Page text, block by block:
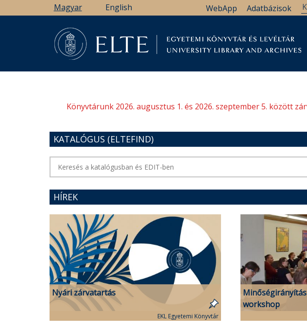
a
Magyar English Adatbázisok
WebApp
Könyvtárunk 2026. augusztus 1. és 2026. szeptember 5. között
KATALÓGUS (ELTEFIND)
HÍREK
Nyári zárvatartás
EKL Egyetemi Könyvtár
workshop